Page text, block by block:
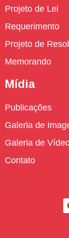
Projeto de Lei
Requerimento
Projeto de
Memorando
Mídia
Publicações
Galeria de
Galeria de
Contato